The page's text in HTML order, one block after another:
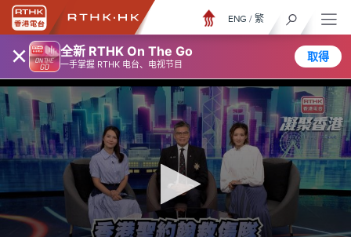
× 全新 RTHK On The Go
一手掌握 RTHK 电台、电视节目
取得
ENG / 繁